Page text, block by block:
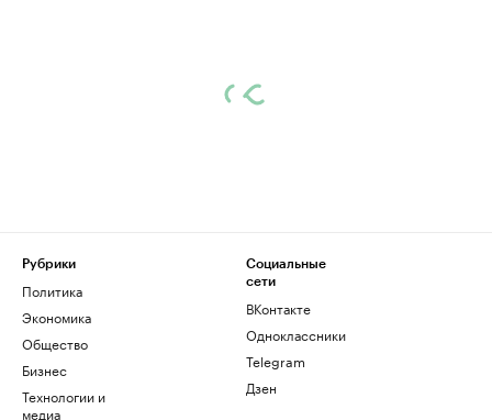
Рубрики
Политика
Экономика
Общество
Бизнес
Технологии и
медиа
Социальные
сети
ВКонтакте
Одноклассники
Telegram
Дзен